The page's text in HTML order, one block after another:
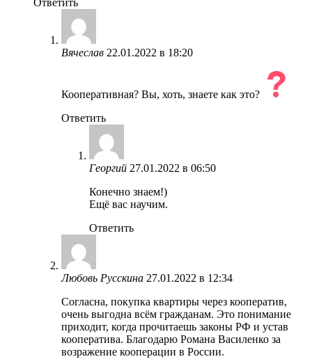
Вячеслав 22.01.2022 в 18:20
Кооперативная? Вы, хоть, знаете как это?
Ответить
Георгий 27.01.2022 в 06:50
Конечно знаем!)
Ещё вас научим.
Ответить
Любовь Русскина 27.01.2022 в 12:34
Согласна, покупка квартиры через кооператив,
очень выгодна всём гражданам. Это понимание
приходит, когда прочитаешь законы РФ и устав
кооператива. Благодарю Романа Василенко за
возражение кооперации в России.